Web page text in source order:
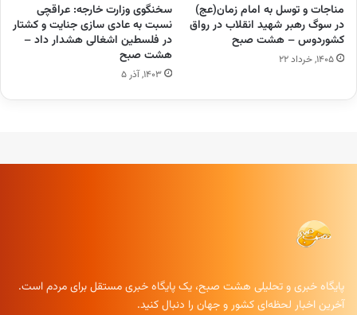
مناجات و توسل به امام زمان(عج)
در سوگ رهبر شهید انقلاب در رواق
کشوردوس – هشت صبح
۱۴۰۵, خرداد ۲۲
سخنگوی وزارت خارجه: عراقچی
نسبت به عادی سازی جنایت و کشتار
در فلسطین اشغالی هشدار داد –
هشت صبح
۱۴۰۳, آذر ۵
پایگاه خبری و تحلیلی هشت صبح، یک پایگاه خبری مستقل برای مردم است.
آخرین اخبار لحظه‌ای کشور و جهان را دنبال کنید.